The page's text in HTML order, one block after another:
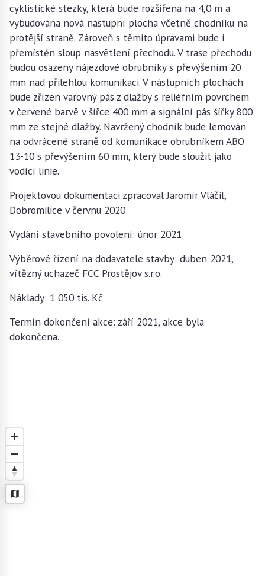
cyklistické stezky, která bude rozšířena na 4,0 m a
vybudována nová nástupní plocha včetně chodníku na
protější straně. Zároveň s těmito úpravami bude i
přemístěn sloup nasvětlení přechodu. V trase přechodu
budou osazeny nájezdové obrubníky s převýšením 20
mm nad přilehlou komunikaci. V nástupních plochách
bude zřízen varovný pás z dlažby s reliéfním povrchem
v červené barvě v šířce 400 mm a signální pás šířky 800
mm ze stejné dlažby. Navržený chodník bude lemován
na odvrácené straně od komunikace obrubníkem ABO
13-10 s převýšením 60 mm, který bude sloužit jako
vodící linie.
Projektovou dokumentaci zpracoval Jaromír Vláčil,
Dobromilice v červnu 2020
Vydání stavebního povolení: únor 2021
Výběrové řízení na dodavatele stavby: duben 2021,
vítězný uchazeč FCC Prostějov s.r.o.
Náklady: 1 050 tis. Kč
Termín dokončení akce: září 2021, akce byla
dokončena.